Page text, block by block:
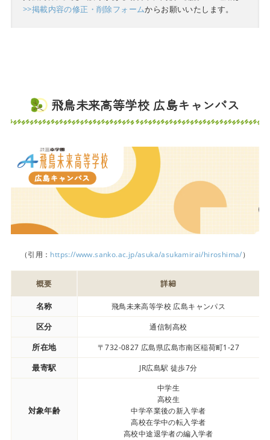
>>掲載内容の修正・削除フォームからお願いいたします。
飛鳥未来高等学校 広島キャンパス
（引用： https://www.sanko.ac.jp/asuka/asukamirai/hiroshima/）
概要 詳細
名称 飛鳥未来高等学校 広島キャンパス
区分 通信制高校
所在地 〒732-0827 広島県広島市南区稲荷町1-27
最寄駅 JR広島駅 徒歩7分
対象年齢
中学生
高校生
中学卒業後の新入学者
高校在学中の転入学者
高校中途退学者の編入学者